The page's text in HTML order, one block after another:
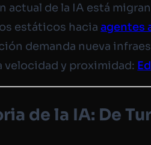
actual de la IA está
estáticos haciaagentes
demanda nueva
velocidad y proximidad:
de la IA: De